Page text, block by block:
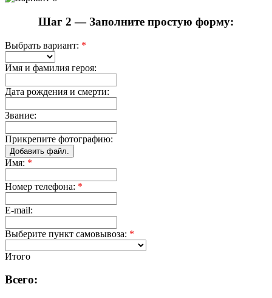
Шаг 2 — Заполните простую форму:
Выбрать вариант: *
Имя и фамилия героя:
Дата рождения и смерти:
Звание:
Прикрепите фотографию:
Добавить файл.
Имя: *
Номер телефона: *
E-mail:
Выберите пункт самовывоза: *
Итого
Всего: